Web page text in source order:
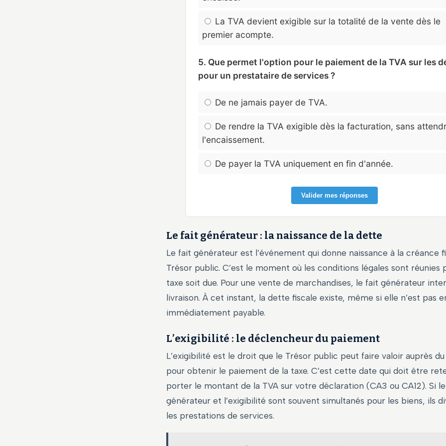
La TVA devient exigible sur la totalité de la vente dès le
premier acompte.
5. Que permet l'option pour le paiement de la TVA sur les
pour un prestataire de services ?
De ne jamais payer de TVA.
De rendre la TVA exigible dès la facturation, sans
l'encaissement.
De payer la TVA uniquement en fin d'année.
Valider mes réponses
Le fait générateur : la naissance de la dette
Le fait générateur est l’événement qui donne naissance à la créance
Trésor public. C’est le moment où les conditions légales sont réunies
taxe soit due. Pour une vente de marchandises, le fait générateur
livraison. À cet instant, la dette fiscale existe, même si elle n’est pas
immédiatement payable.
L’exigibilité : le déclencheur du paiement
L’exigibilité est le droit que le Trésor public peut faire valoir auprès
pour obtenir le paiement de la taxe. C’est cette date qui doit être
porter le montant de la TVA sur votre déclaration (CA3 ou CA12). Si
générateur et l’exigibilité sont souvent simultanés pour les biens, ils
les prestations de services.